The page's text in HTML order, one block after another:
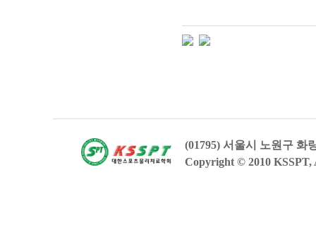
(01795) 서울시 노원구 화
Copyright © 2010 KSSPT,